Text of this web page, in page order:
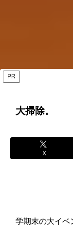
PR
大掃除。
X
学期末の大イベ